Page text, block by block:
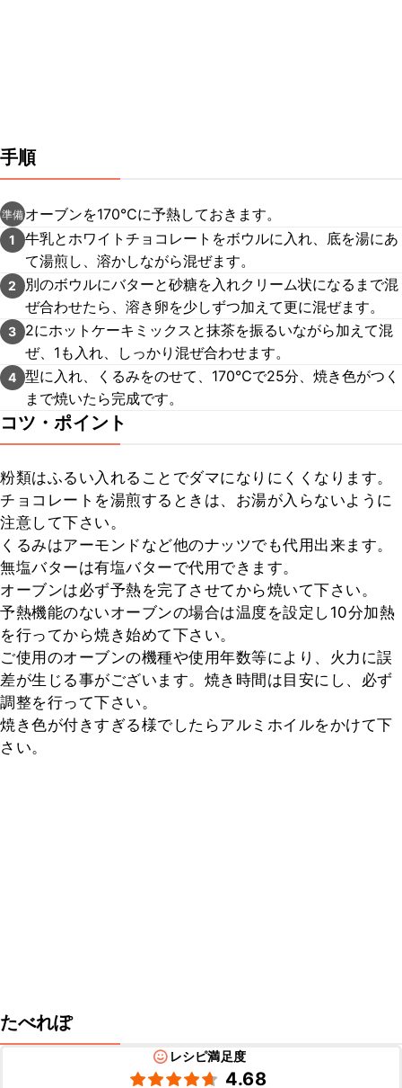
手順
準備 オーブンを170℃に予熱しておきます。
1
牛乳とホワイトチョコレートをボウルに入れ、底を湯にあ
て湯煎し、溶かしながら混ぜます。
2
別のボウルにバターと砂糖を入れクリーム状になるまで混
ぜ合わせたら、溶き卵を少しずつ加えて更に混ぜます。
3
2にホットケーキミックスと抹茶を振るいながら加えて混
ぜ、1も入れ、しっかり混ぜ合わせます。
4 型に入れ、くるみをのせて、170℃で25分、焼き色がつく
まで焼いたら完成です。
コツ・ポイント
粉類はふるい入れることでダマになりにくくなります。
チョコレートを湯煎するときは、お湯が入らないように
注意して下さい。
くるみはアーモンドなど他のナッツでも代用出来ます。
無塩バターは有塩バターで代用できます。
オーブンは必ず予熱を完了させてから焼いて下さい。
予熱機能のないオーブンの場合は温度を設定し10分加熱
を行ってから焼き始めて下さい。
ご使用のオーブンの機種や使用年数等により、火力に誤
差が生じる事がございます。焼き時間は目安にし、必ず
調整を行って下さい。
焼き色が付きすぎる様でしたらアルミホイルをかけて下
さい。
たべれぽ
レシピ満足度
4.68